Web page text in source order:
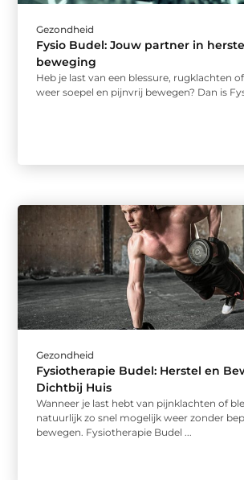
Gezondheid
Fysio Budel: Jouw partner in
beweging
Heb je last van een blessure, rugklachten
weer soepel en pijnvrij bewegen? Dan is
Gezondheid
Fysiotherapie Budel: Herstel en
Dichtbij Huis
Wanneer je last hebt van pijnklachten of
natuurlijk zo snel mogelijk weer zonder
bewegen. Fysiotherapie Budel ...